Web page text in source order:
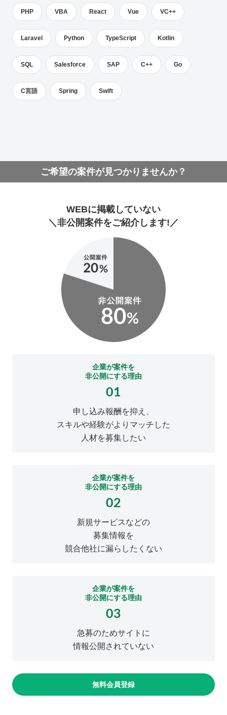
PHP VBA React Vue VC++
Laravel Python TypeScript Kotlin
SQL Salesforce SAP C++ Go
C言語 Spring Swift
ご希望の案件が見つかりませんか？
WEBに掲載していない
＼非公開案件をご紹介します!／
企業が案件を
非公開にする理由
01
申し込み報酬を抑え、
スキルや経験がよりマッチした
人材を募集したい
企業が案件を
非公開にする理由
02
新規サービスなどの
募集情報を
競合他社に漏らしたくない
企業が案件を
非公開にする理由
03
急募のためサイトに
情報公開されていない
無料会員登録